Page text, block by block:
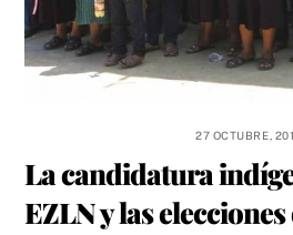
27 OCTUBRE,
La candidatura
EZLN y las elecciones